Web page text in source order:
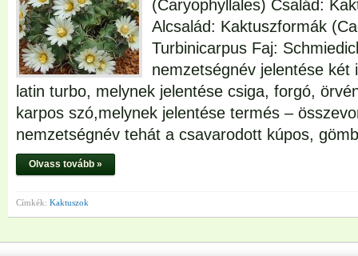
(Caryophyllales) Család:
Alcsalád: Kaktuszformák
Turbinicarpus Faj:
nemzetségnév jelentése két
latin turbo, melynek jelentése csiga, forgó,
karpos szó,melynek jelentése termés –
nemzetségnév tehát a csavarodott kúpos,
Olvass tovább »
Címkék: Kaktuszok